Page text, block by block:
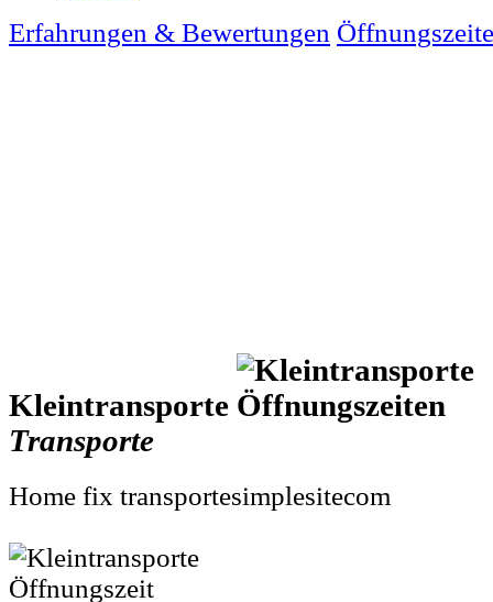
Erfahrungen & Bewertungen
Kleintransporte
Transporte
Home fix transportesimplesitecom